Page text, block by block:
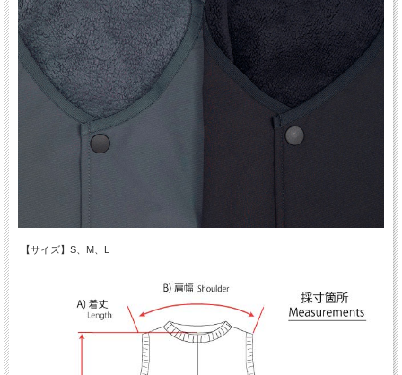
【サイズ】S、M、L